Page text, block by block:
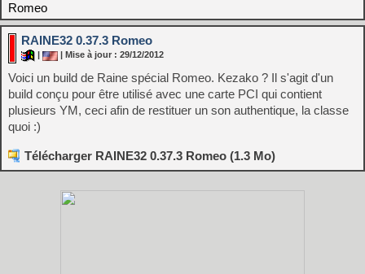
Romeo
RAINE32 0.37.3 Romeo
| Mise à jour : 29/12/2012
Voici un build de Raine spécial Romeo. Kezako ? Il s'agit d'un
build conçu pour être utilisé avec une carte PCI qui contient
plusieurs YM, ceci afin de restituer un son authentique, la classe
quoi :)
Télécharger RAINE32 0.37.3 Romeo (1.3 Mo)